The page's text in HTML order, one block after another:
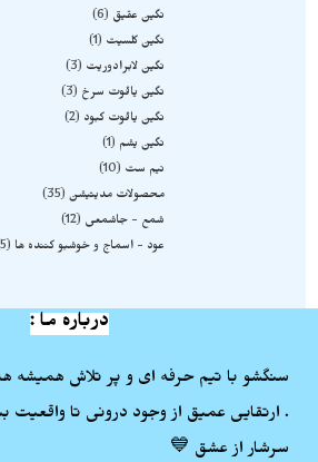
نگین عقیق
6
نگین کلسیت
1
نگین لابرادوریت
3
نگین یاقوت سرخ
3
نگین یاقوت کبود
2
نگین یشم
1
نیم ست
10
محصولات مدیتیشن 35
شمع - جاشمعی
12
عود - اسماج و خوشبو کننده ها
5
درباره ما :
سنگشو با تیم حرفه ای و پر تلاش همیشه
. ارتقایی عمیق از وجود درونی تا
سرشار از عشق 💙